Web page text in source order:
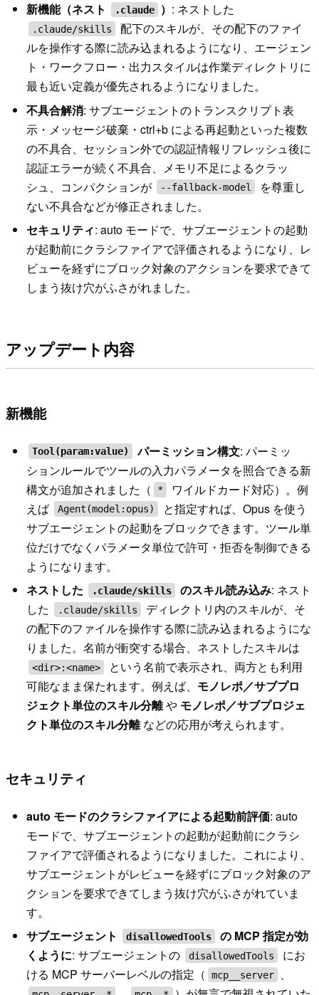
新機能（ネスト
.claude ） : ネストした
.claude/skills
配下のスキルが、その配下のファイ
ルを操作する際に読み込まれるようになり、エージェン
ト・ワークフロー・出力スタイルは作業ディレクトリに
最も近い定義が優先されるようになりました。
不具合解消: サブエージェントのトランスクリプト表
示・メッセージ破棄・ctrl+b による再起動といった複数
の不具合、セッション外での認証情報リフレッシュ後に
認証エラーが続く不具合、メモリ不足によるクラッ
シュ、コンパクションが
--fallback-model
を尊重し
ない不具合などが修正されました。
セキュリティ: auto モードで、サブエージェントの起動
が起動前にクラシファイアで評価されるようになり、レ
ビューを経ずにブロック対象のアクションを要求できて
しまう抜け穴がふさがれました。
アップデート内容
新機能
Tool(param:value) パーミッション構文: パーミッ
ションルールでツールの入力パラメータを照合できる新
構文が追加されました（
*
ワイルドカード対応）。例
えば
Agent(model:opus)
と指定すれば、Opus を使う
サブエージェントの起動をブロックできます。ツール単
位だけでなくパラメータ単位で許可・拒否を制御できる
ようになります。
ネストした
.claude/skills のスキル読み込み: ネスト
した
.claude/skills
ディレクトリ内のスキルが、そ
の配下のファイルを操作する際に読み込まれるようにな
りました。名前が衝突する場合、ネストしたスキルは
<dir>:<name>
という名前で表示され、両方とも利用
可能なまま保たれます。例えば、 モノレポ／サブプロ
ジェクト単位のスキル分離や モノレポ／サブプロジェ
クト単位のスキル分離などの応用が考えられます。
セキュリティ
auto モードのクラシファイアによる起動前評価: auto
モードで、サブエージェントの起動が起動前にクラシ
ファイアで評価されるようになりました。これにより、
サブエージェントがレビューを経ずにブロック対象のア
クションを要求できてしまう抜け穴がふさがれていま
す。
サブエージェント
disallowedTools
の MCP 指定が効
くように: サブエージェントの disallowedTools
にお
ける MCP サーバーレベルの指定（
mcp__server 、